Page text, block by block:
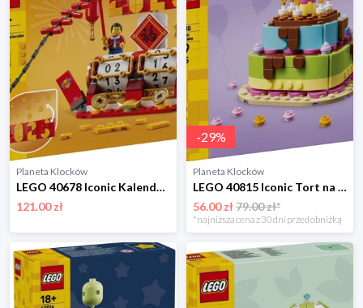
Planeta Klocków
LEGO 40678 Iconic Kalendarz festiwalowy Lego
121.00 zł
-29%
Planeta Klocków
LEGO 40815 Iconic Tort na przyjęcie urodzinowe Lego
56.00 zł79.00 zł*
*najniższa cena z 30 dni przed obniżką